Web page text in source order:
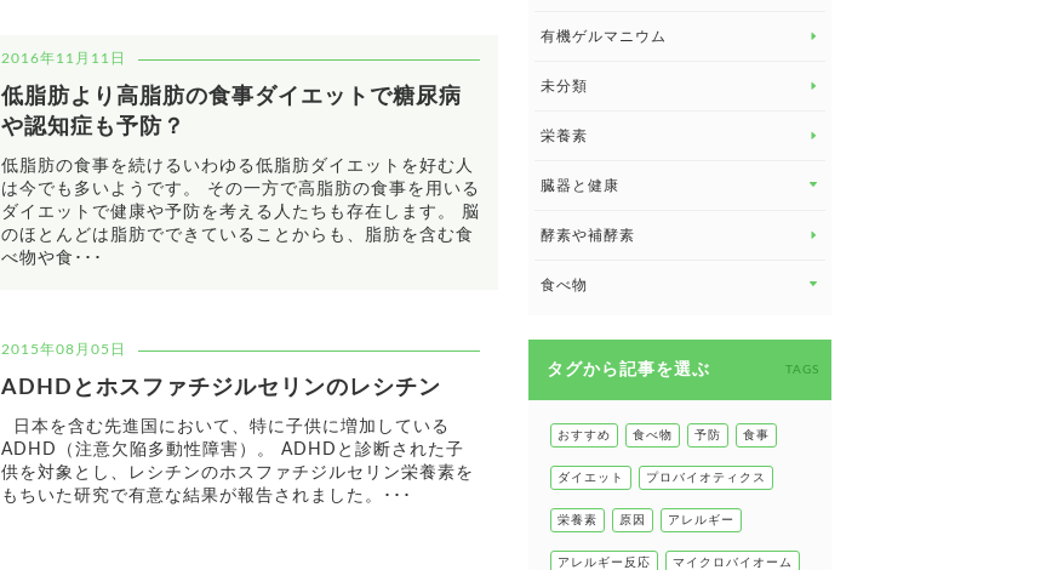
2016年11月11日
低脂肪より高脂肪の食事ダイエットで糖尿病
や認知症も予防？
低脂肪の食事を続けるいわゆる低脂肪ダイエットを好む人
は今でも多いようです。 その一方で高脂肪の食事を用いる
ダイエットで健康や予防を考える人たちも存在します。 脳
のほとんどは脂肪でできていることからも、脂肪を含む食
べ物や食･･･
2015年08月05日
ADHDとホスファチジルセリンのレシチン
日本を含む先進国において、特に子供に増加している
ADHD（注意欠陥多動性障害）。 ADHDと診断された子
供を対象とし、レシチンのホスファチジルセリン栄養素を
もちいた研究で有意な結果が報告されました。･･･
眼の健康
睡眠
有機ゲルマニウム
未分類
栄養素
臓器と健康
臓器と健康 トップ
甲状腺
肌
肝臓の健康
腸の健康
酵素や補酵素
食べ物
健康食
タグから記事を選ぶ TAGS
おすすめ 食べ物 予防 食事
ダイエット プロバイオティクス
栄養素 原因 アレルギー
アレルギー反応 マイクロバイオーム